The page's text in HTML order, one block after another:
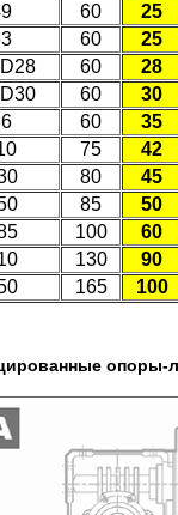
60
25
60
25
60
28
60
30
60
35
75
42
80
45
85
50
100
60
130
90
165 100
опоры-